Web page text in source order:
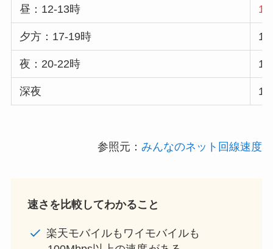
昼：12-13時
夕方：17-19時
夜：20-22時
深夜
参照元：みんなのネット回線速度
速さを比較してわかること
楽天モバイルもワイモバイルも